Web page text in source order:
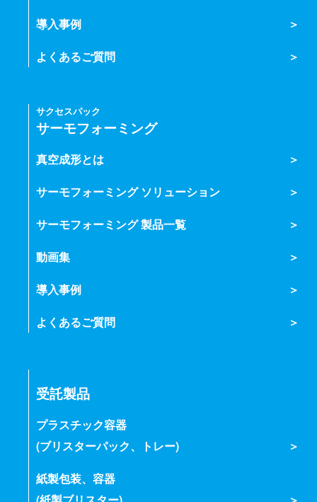
導入事例
よくあるご質問
サクセスパック
サーモフォーミング
真空成形とは
サーモフォーミング ソリューション
サーモフォーミング 製品一覧
動画集
導入事例
よくあるご質問
受託製品
プラスチック容器
(ブリスターパック、トレー)
紙製包装、容器